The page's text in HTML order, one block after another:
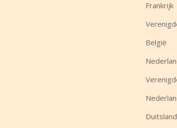
Frankrijk
België
Duitsland